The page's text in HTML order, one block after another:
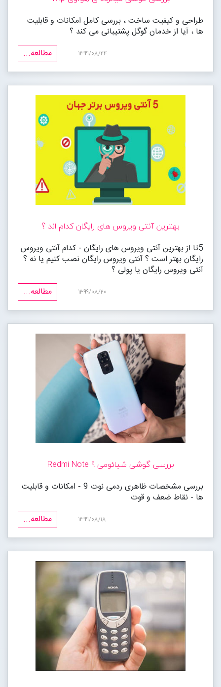
طراحی و کیفیت ساخت ، بررسی کامل امکانات و قابلیت
ها ، آیا از خدمان گوگل پشتیبانی می کند ؟
مطالعه...
1399/08/24
بهترین آنتی ویروس های رایگان کدام اند ؟
5تا از بهترین آنتی ویروس های رایگان - کدام آنتی ویروس
رایگان بهتر است ؟ آنتی ویروس رایگان نصب کنیم یا نه ؟
آنتی ویروس رایگان یا پولی ؟
مطالعه...
1399/08/20
بررسی گوشی شیائومی Redmi Note 9
بررسی مشخصات ظاهری ردمی نوت 9 - امکانات و قابلیت
ها - نقاط ضعف و قوت
مطالعه...
1399/08/18